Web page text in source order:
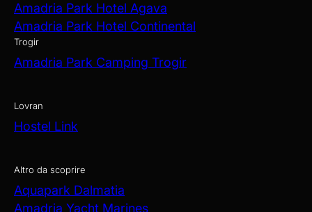
Amadria Park Hotel Agava
Amadria Park Hotel Continental
Trogir
Amadria Park Camping Trogir
Lovran
Hostel Link
Altro da scoprire
Aquapark Dalmatia
Amadria Yacht Marines